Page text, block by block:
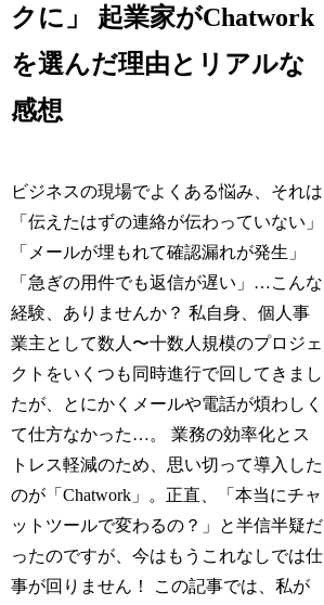
クに」 起業家がChatwork
を選んだ理由とリアルな
感想
ビジネスの現場でよくある悩み、それは
「伝えたはずの連絡が伝わっていない」
「メールが埋もれて確認漏れが発生」
「急ぎの用件でも返信が遅い」…こんな
経験、ありませんか？ 私自身、個人事
業主として数人〜十数人規模のプロジェ
クトをいくつも同時進行で回してきまし
たが、とにかくメールや電話が煩わしく
て仕方なかった…。 業務の効率化とス
トレス軽減のため、思い切って導入した
のが「Chatwork」。正直、「本当にチャ
ットツールで変わるの？」と半信半疑だ
ったのですが、今はもうこれなしでは仕
事が回りません！ この記事では、私が